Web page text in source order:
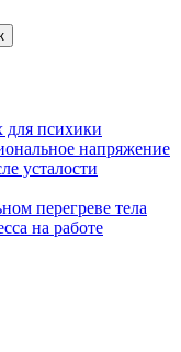
для психики
напряжение
усталости
перегреве тела
на работе